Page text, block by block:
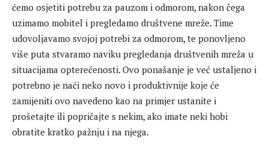
ćemo osjetiti potrebu za pauzom i odmorom, nakon čega
uzimamo mobitel i pregledamo društvene mreže. Time
udovoljavamo svojoj potrebi za odmorom, te ponovljeno
više puta stvaramo naviku pregledanja društvenih mreža u
situacijama opterećenosti. Ovo ponašanje je već ustaljeno i
potrebno je naći neko novo i produktivnije koje će
zamijeniti ovo navedeno kao na primjer ustanite i
prošetajte ili popričajte s nekim, ako imate neki hobi
obratite kratko pažnju i na njega.